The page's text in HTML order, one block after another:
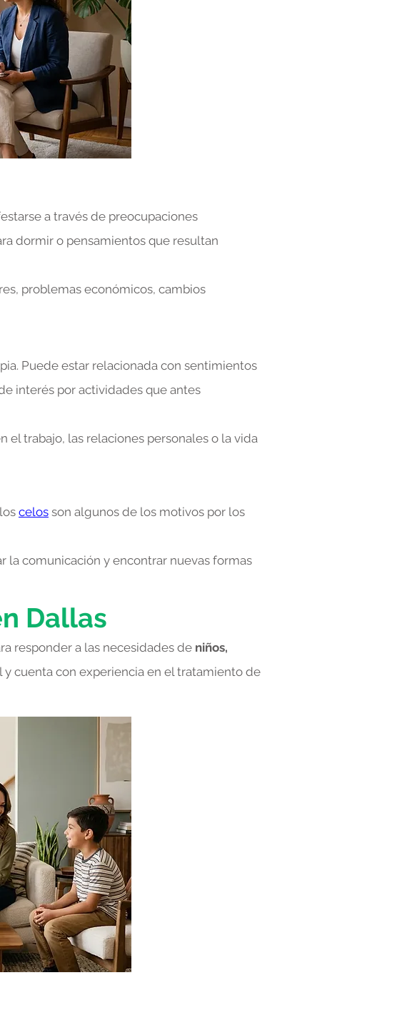
a través de preocupaciones
dormir o pensamientos que resultan
problemas económicos, cambios
Puede estar relacionada con sentimientos
interés por actividades que antes
el trabajo, las relaciones personales o la vida
celos son algunos de los motivos por los
la comunicación y encontrar nuevas formas
Dallas
responder a las necesidades de niños,
y cuenta con experiencia en el tratamiento de